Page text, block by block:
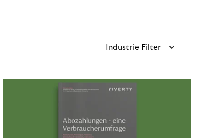
Industrie Filter